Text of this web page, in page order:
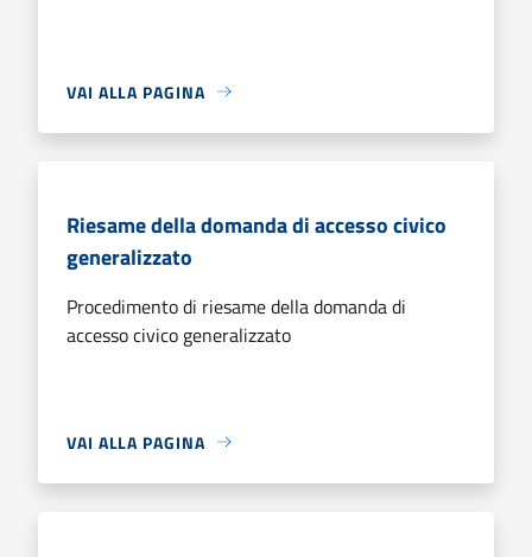
VAI ALLA PAGINA
Riesame della domanda di accesso civico
generalizzato
Procedimento di riesame della domanda di
accesso civico generalizzato
VAI ALLA PAGINA